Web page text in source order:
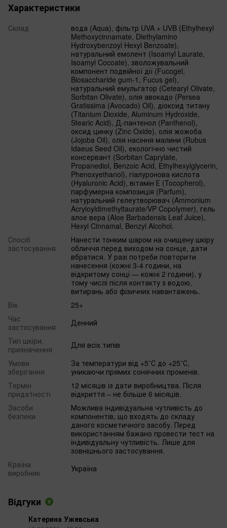
Характеристики
Склад
вода (Aqua), фільтр UVA + UVB (Ethylhexyl
Methoxycinnamate, Diethylamino
Hydroxybenzoyl Hexyl Benzoate),
натуральний емолент (Isoamyl Laurate,
Isoamyl Cocoate), зволожувальний
компонент подвійної дії (Fucogel,
Biosaccharide gum-1, Fucus gel),
натуральний емульгатор (Cetearyl Olivate,
Sorbitan Olivate), олія авокадо (Persea
Gratissima (Avocado) Oil), діоксид титану
(Titanium Dioxide, Aluminum Hydroxide,
Stearic Acid), Д-пантенол (Panthenol),
оксид цинку (Zinc Oxide), олія жожоба
(Jojoba Oil), олія насіння малини (Rubus
Idaeus Seed Oil), екологічно чистий
консервант (Sorbitan Caprylate,
Propanediol, Benzoic Acid, Ethylhexylglycerin,
Phenoxyethanol), гіалуронова кислота
(Hyaluronic Acid), вітамін Е (Tocopherol),
парфумерна композиція (Parfum),
натуральний гелеутворювач (Ammonium
Acryloyldimethyltaurate/VP Copolymer), гель
алое вера (Aloe Barbadensis Leaf Juice),
Hexyl Cinnamal, Benzyl Alcohol.
Спосіб
застосування
Нанести тонким шаром на очищену шкіру
обличчя перед виходом на сонце, дати
вбратися. У разі потреби повторити
нанесення (кожні 3-4 години, на
відкритому сонці — кожні 2 години), у
тому числі після контакту з водою,
витирань або фізичних навантажень.
Вік
25+
Час
застосування
Денний
Тип шкіри,
призначення
Для всіх типів
Умови
зберігання
За температури від +5˚С до +25˚С,
уникаючи прямих сонячних променів.
Термін
придатності
12 місяців із дати виробництва. Після
відкриття – не більше 6 місяців.
Засоби
безпеки
Можлива індивідуальна чутливість до
компонентів, що входять до складу
даного косметичного засобу. Перед
використанням бажано провести тест на
індивідуальну чутливість. Лише для
зовнішнього застосування.
Країна
виробник
Україна
Відгуки 9
Катерина Ужевська